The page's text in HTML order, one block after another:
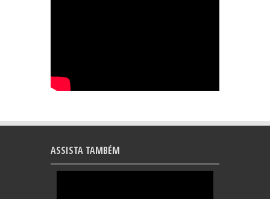
ASSISTA TAMBÉM